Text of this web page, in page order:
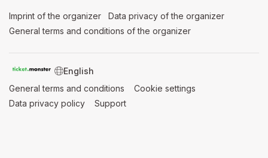
Imprint of the organizer (opens in a new tab)
Data privacy of the organizer
General terms and conditions of the organizer
SWITCH LANGUAGE
General terms and conditions (opens in a new tab)
Cookie settings
Data privacy policy (opens in a new tab)
Support